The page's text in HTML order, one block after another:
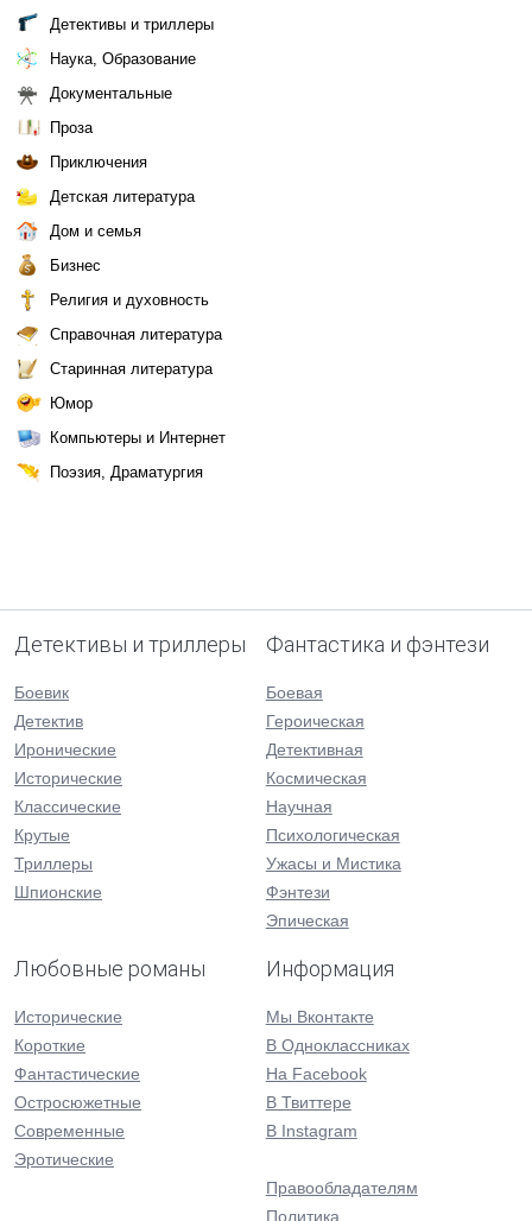
Детективы и триллеры
Наука, Образование
Документальные
Проза
Приключения
Детская литература
Дом и семья
Бизнес
Религия и духовность
Справочная литература
Старинная литература
Юмор
Компьютеры и Интернет
Поэзия, Драматургия
Детективы и триллеры
Боевик
Детектив
Иронические
Исторические
Классические
Крутые
Триллеры
Шпионские
Фантастика и фэнтези
Боевая
Героическая
Детективная
Космическая
Научная
Психологическая
Ужасы и Мистика
Фэнтези
Эпическая
Любовные романы
Исторические
Короткие
Фантастические
Остросюжетные
Современные
Эротические
Информация
Мы Вконтакте
В Одноклассниках
На Facebook
В Твиттере
В Instagram
Правообладателям
Политика